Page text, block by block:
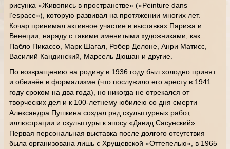
рисунка «Живопись в пространстве» («Peinture dans
l’espace»), которую развивал на протяжении многих лет.
Кочар принимал активное участие в выставках Парижа и
Венеции, наряду с такими именитыми художниками, как
Пабло Пикассо, Марк Шагал, Робер Делоне, Анри Матисс,
Василий Кандинский, Марсель Дюшан и другие.
По возвращению на родину в 1936 году был холодно принят
и обвинён в формализме (что послужило его аресту в 1941
году сроком на два года), но никогда не отрекался от
творческих дел и к 100-летнему юбилею со дня смерти
Александра Пушкина создал ряд скульптурных работ,
иллюстрации и скульптуры к эпосу «Давид Сасунский».
Первая персональная выставка после долгого отсутствия
была организована лишь с Хрущевской «Оттепелью», в 1965